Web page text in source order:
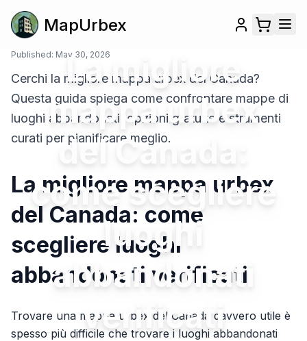
MapUrbex
La migliore
mappa urbex
del Canada:
come scegliere
luoghi
abbandonati
verificati
Published: May 30, 2026
Cerchi la migliore mappa urbex del Canada?
Questa guida spiega come confrontare mappe di
luoghi abbandonati, opzioni gratuite e strumenti
curati per pianificare meglio.
La migliore mappa urbex
del Canada: come
scegliere luoghi
abbandonati verificati
Trovare una mappa urbex del Canada davvero utile è
spesso più difficile che trovare i luoghi abbandonati